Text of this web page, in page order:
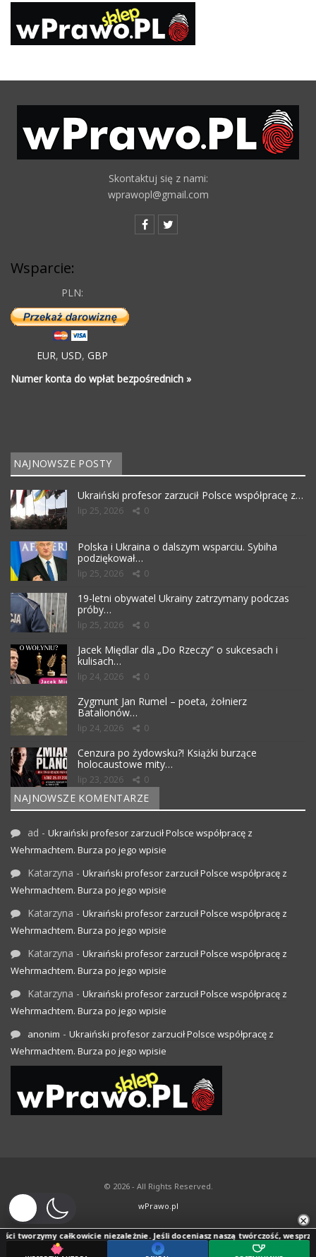
Skontaktuj się z nami:
wprawopl@gmail.com
Wsparcie:
PLN:
EUR, USD, GBP
Numer konta do wpłat bezpośrednich »
NAJNOWSZE POSTY
Ukraiński profesor zarzucił Polsce współpracę z…
lip 25, 2026 0
Polska i Ukraina o dalszym wsparciu. Sybiha
podziękował…
lip 25, 2026 0
19-letni obywatel Ukrainy zatrzymany podczas
próby…
lip 25, 2026 0
Jacek Międlar dla „Do Rzeczy” o sukcesach i
kulisach…
lip 24, 2026 0
Zygmunt Jan Rumel – poeta, żołnierz
Batalionów…
lip 24, 2026 0
Cenzura po żydowsku?! Książki burzące
holocaustowe mity…
lip 23, 2026 0
NAJNOWSZE KOMENTARZE
ad - Ukraiński profesor zarzucił Polsce współpracę z
Wehrmachtem. Burza po jego wpisie
Katarzyna - Ukraiński profesor zarzucił Polsce współpracę z
Wehrmachtem. Burza po jego wpisie
Katarzyna - Ukraiński profesor zarzucił Polsce współpracę z
Wehrmachtem. Burza po jego wpisie
Katarzyna - Ukraiński profesor zarzucił Polsce współpracę z
Wehrmachtem. Burza po jego wpisie
Katarzyna - Ukraiński profesor zarzucił Polsce współpracę z
Wehrmachtem. Burza po jego wpisie
anonim - Ukraiński profesor zarzucił Polsce współpracę z
Wehrmachtem. Burza po jego wpisie
© 2026 - All Rights Reserved.
wPrawo.pl
×
tworzymy całkowicie niezależnie. Jeśli doceniasz naszą twórczość, wesprzyj